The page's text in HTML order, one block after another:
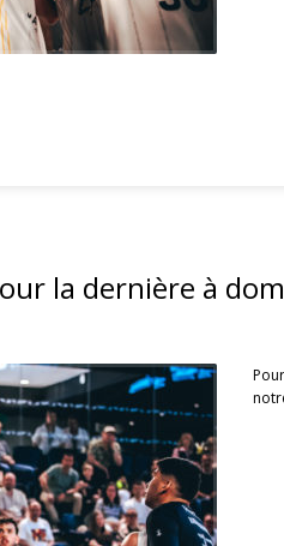
la dernière à